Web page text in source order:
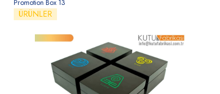
Promotion Box 13
ÜRÜNLER